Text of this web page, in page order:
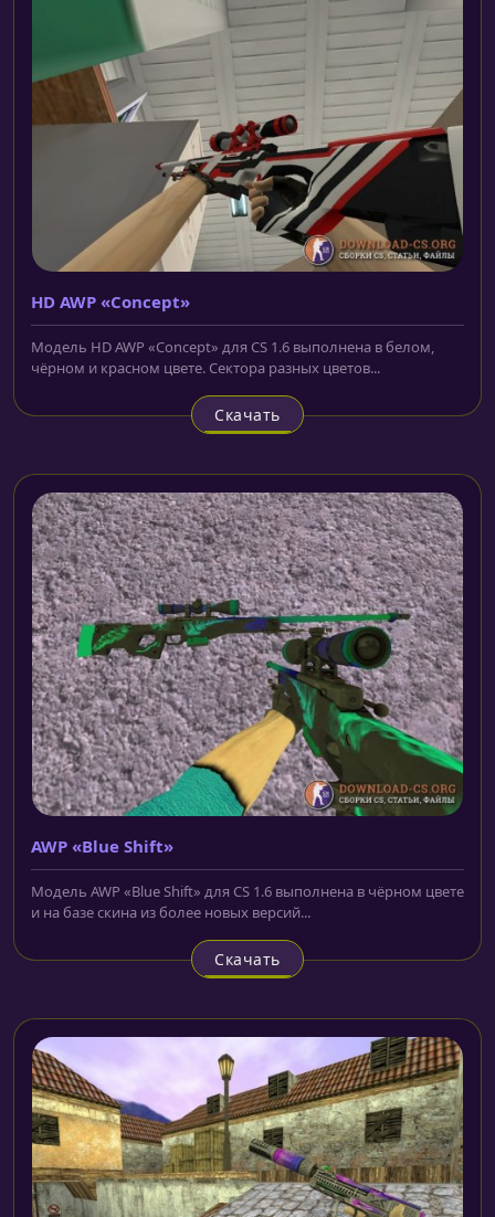
HD AWP «Concept»
Модель HD AWP «Concept» для CS 1.6 выполнена в белом,
чёрном и красном цвете. Сектора разных цветов...
Скачать
AWP «Blue Shift»
Модель AWP «Blue Shift» для CS 1.6 выполнена в чёрном цвете
и на базе скина из более новых версий...
Скачать